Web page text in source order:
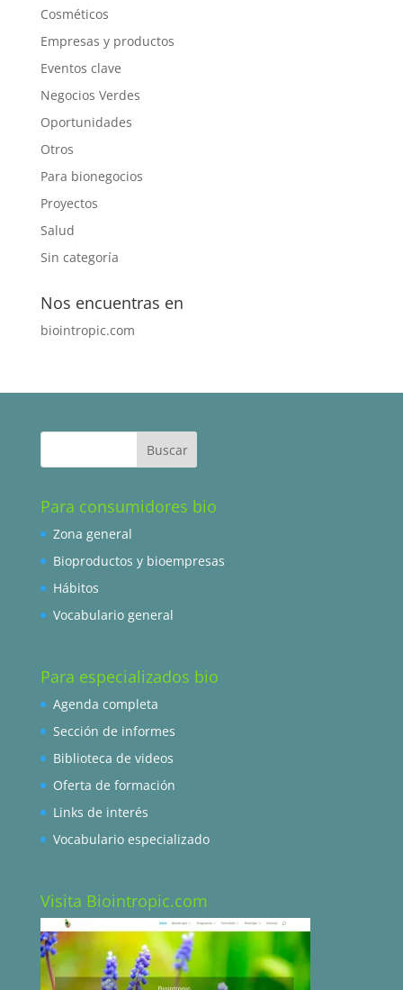
Cosméticos
Empresas y productos
Eventos clave
Negocios Verdes
Oportunidades
Otros
Para bionegocios
Proyectos
Salud
Sin categoría
Nos encuentras en
biointropic.com
Para consumidores bio
Zona general
Bioproductos y bioempresas
Hábitos
Vocabulario general
Para especializados bio
Agenda completa
Sección de informes
Biblioteca de videos
Oferta de formación
Links de interés
Vocabulario especializado
Visita Biointropic.com